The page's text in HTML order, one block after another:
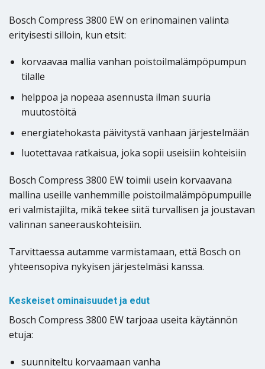
Bosch Compress 3800 EW on erinomainen valinta
erityisesti silloin, kun etsit:
korvaavaa mallia vanhan poistoilmalämpöpumpun
tilalle
helppoa ja nopeaa asennusta ilman suuria
muutostöitä
energiatehokasta päivitystä vanhaan järjestelmään
luotettavaa ratkaisua, joka sopii useisiin kohteisiin
Bosch Compress 3800 EW toimii usein korvaavana
mallina useille vanhemmille poistoilmalämpöpumpuille
eri valmistajilta, mikä tekee siitä turvallisen ja joustavan
valinnan saneerauskohteisiin.
Tarvittaessa autamme varmistamaan, että Bosch on
yhteensopiva nykyisen järjestelmäsi kanssa.
Keskeiset ominaisuudet ja edut
Bosch Compress 3800 EW tarjoaa useita käytännön
etuja:
suunniteltu korvaamaan vanha